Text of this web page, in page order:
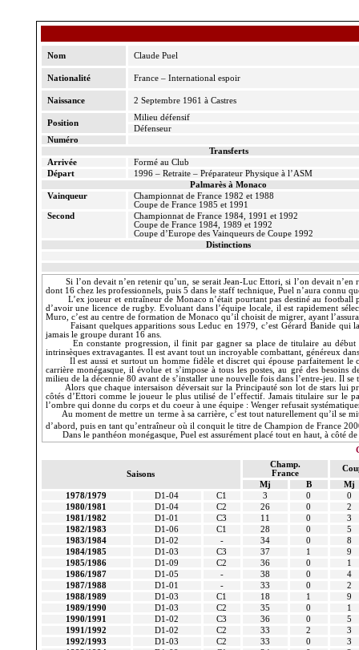
Nom Claude Puel
Nationalité France – International espoir
Naissance 2 Septembre 1961 à Castres
Position
Milieu défensif
Défenseur
Numéro
Transferts
Arrivée
Formé au Club
Départ
1996 – Retraite – Préparateur Physique à l’ASM
Palmarès à Monaco
Vainqueur
Championnat de France 1982 et 1988
Coupe de France 1985 et 1991
Second
Championnat de France 1984, 1991 et 1992
Coupe de France 1984, 1989 et 1992
Coupe d’Europe des Vainqueurs de Coupe 1992
Distinctions
Si l’on devait n’en retenir qu’un, se serait Jean-LucEttori, si l’on devait n’en
dont 16 chez les professionnels, puis 5 dans le staff technique, Pueln’aura connu
L’ex joueur et entraîneur de Monaco n’était pourtant pas destiné au
d’avoir une licence de rugby. Evoluant dans l’équipe locale, il est rapidement
Muro, c’est au centre de formation de Monaco qu’il choisit de migrer, ayant
Faisant quelques apparitions sous Leduc en 1979, c’est Gérard Banidequi
jamais le groupe durant 16 ans.
En constante progression, il finit par gagner sa place de titulaire au
intrinsèques extravagantes. Il est avant tout un incroyable combattant, généreux
Il est aussi et surtout un homme fidèle et discret qui épouse parfaitement le
carrière monégasque, il évolue et s’impose à tous les postes, au gré des
milieu de la décennie 80 avant de s’installer une nouvelle fois dans l’entre-jeu. Il se
Alors que chaque intersaison déversait sur la Principautéson lot de stars lui
côtés d’Ettoricomme le joueur le plus utilisé de l’effectif. Jamais titulaire sur le
l’ombre qui donne du corps et du coeurà une équipe : Wengerrefusait
Au moment de mettre un terme à sa carrière, c’est tout naturellement qu’il se
d’abord, puis en tant qu’entraîneur où il conquit le titre de Champion de France
Dans le panthéon monégasque, Puel est assurément placé tout en haut, à côté
Saisons
Champ.
France
Mj
B
Mj
1978/1979
D1-04 C1 3 0
0
1980/1981
D1-04 C2 26 0
2
1981/1982
D1-01 C3 11 0
3
1982/1983
D1-06 C1 28 0
5
1983/1984
D1-02 - 34 0
8
1984/1985
D1-03 C3 37 1
9
1985/1986
D1-09 C2 36 0
1
1986/1987
D1-05 - 38 0
4
1987/1988
D1-01 - 33 0
2
1988/1989
D1-03 C1 18 1
9
1989/1990
D1-03 C2 35 0
1
1990/1991
D1-02 C3 36 0
5
1991/1992
D1-02 C2 33 2
3
1992/1993
D1-03 C2 33 0
3